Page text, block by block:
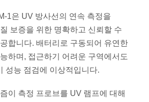
1은 UV 방사선의 연속 측정을
보증을 위한 명확하고 신뢰할 수
합니다. 배터리로 구동되어 유연한
하며, 접근하기 어려운 구역에서도
성능 점검에 이상적입니다.
이 측정 프로브를 UV 램프에 대해